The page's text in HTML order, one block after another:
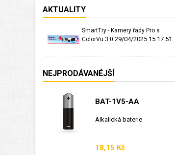
AKTUALITY
SmartTry - Kamery řady Pro s
ColorVu 3.0 29/04/2025 15:17:51
NEJPRODÁVANÉJŠÍ
BAT-1V5-AA
Alkalická baterie
Cena
18,15 Kč